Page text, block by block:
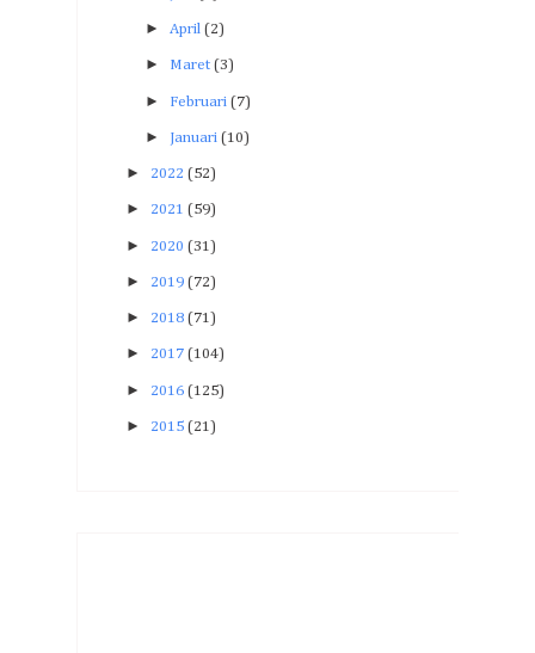
► April (2)
► Maret (3)
► Februari (7)
► Januari (10)
► 2022 (52)
► 2021 (59)
► 2020 (31)
► 2019 (72)
► 2018 (71)
► 2017 (104)
► 2016 (125)
► 2015 (21)